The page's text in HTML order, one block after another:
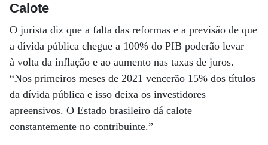
Calote
O jurista diz que a falta das reformas e a previsão de que
a dívida pública chegue a 100% do PIB poderão levar
à volta da inflação e ao aumento nas taxas de juros.
“Nos primeiros meses de 2021 vencerão 15% dos títulos
da dívida pública e isso deixa os investidores
apreensivos. O Estado brasileiro dá calote
constantemente no contribuinte.”